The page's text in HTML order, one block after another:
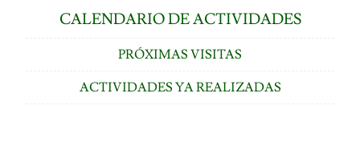
CALENDARIO DE ACTIVIDADES
PRÓXIMAS VISITAS
ACTIVIDADES YA REALIZADAS